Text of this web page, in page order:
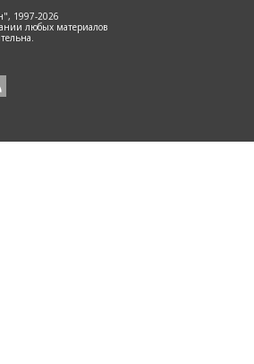
1997-2026
любых материалов